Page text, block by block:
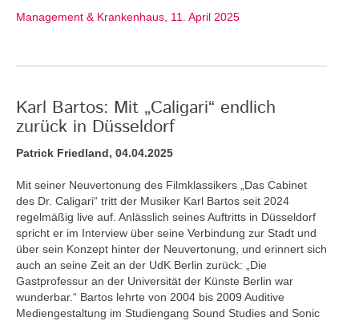
Management & Krankenhaus, 11. April 2025
Karl Bartos: Mit „Caligari“ endlich
zurück in Düsseldorf
Patrick Friedland, 04.04.2025
Mit seiner Neuvertonung des Filmklassikers „Das Cabinet
des Dr. Caligari“ tritt der Musiker Karl Bartos seit 2024
regelmäßig live auf. Anlässlich seines Auftritts in Düsseldorf
spricht er im Interview über seine Verbindung zur Stadt und
über sein Konzept hinter der Neuvertonung, und erinnert sich
auch an seine Zeit an der UdK Berlin zurück: „Die
Gastprofessur an der Universität der Künste Berlin war
wunderbar.“ Bartos lehrte von 2004 bis 2009 Auditive
Mediengestaltung im Studiengang Sound Studies and Sonic